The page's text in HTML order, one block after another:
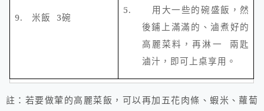
5.
用大一些的碗盛飯，然
後鋪上滿滿的、滷煮好的
高麗菜料，再淋一 兩匙
滷汁，即可上桌享用。
9. 米飯 3碗
註：若要做葷的高麗菜飯，可以再加五花肉條、蝦米、蘿蔔